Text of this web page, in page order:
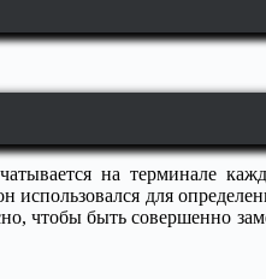
на терминале
для
чтобы быть совершенно